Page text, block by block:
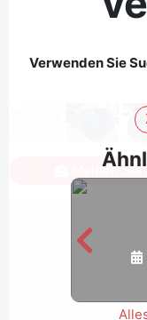
Verwenden Sie
Melden